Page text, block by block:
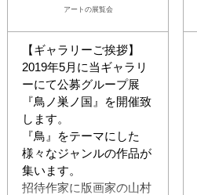
アート の展覧会
【ギャラリーご挨拶】
2019年5月に当ギャラリ
ーにて公募グループ展
『鳥ノ巣ノ国』を開催致
します。
『鳥』をテーマにした
様々なジャンルの作品が
集います。
招待作家に版画家の山村